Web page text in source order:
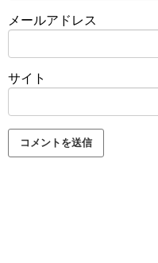
メールアドレス
サイト